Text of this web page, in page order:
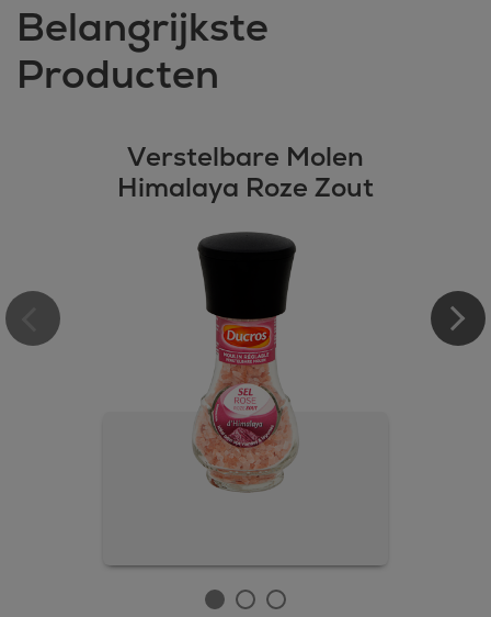
Belangrijkste
Producten
Verstelbare Molen
Himalaya Roze Zout